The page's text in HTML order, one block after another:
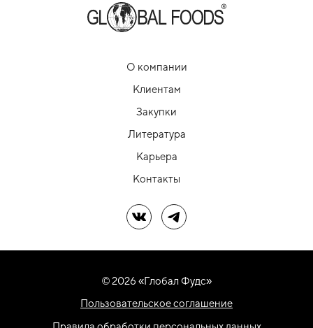
О компании
Клиентам
Закупки
Литература
Карьера
Контакты
Мы в ВКМы в Telegram
© 2026 «Глобал Фудс»
Пользовательское соглашение